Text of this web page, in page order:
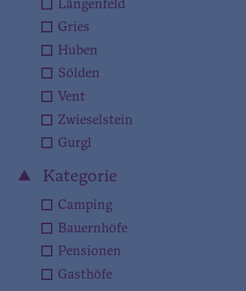
Längenfeld
Gries
Huben
Sölden
Vent
Zwieselstein
Gurgl
Kategorie
Camping
Bauernhöfe
Pensionen
Gasthöfe